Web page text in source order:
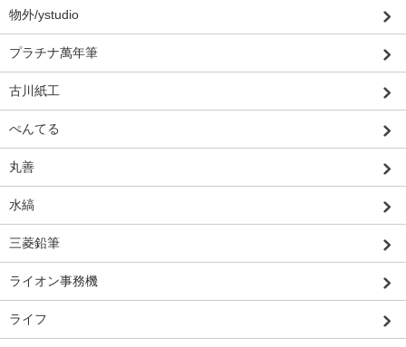
物外/ystudio
プラチナ萬年筆
古川紙工
ぺんてる
丸善
水縞
三菱鉛筆
ライオン事務機
ライフ